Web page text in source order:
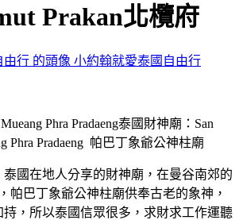
Prakan北欖府
小約翰就愛泰國自由行
泰國財神廟：San
Phra Pradaeng 帕巴丁象爺公神柱廟
國在地人分享的財神廟，在曼谷南郊的
帕巴丁象爺公神柱廟供奉古老的象神，
，所以泰國信眾很多，求財求工作運聽